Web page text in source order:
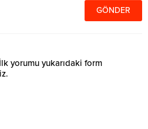
yorumu yukarıdaki form